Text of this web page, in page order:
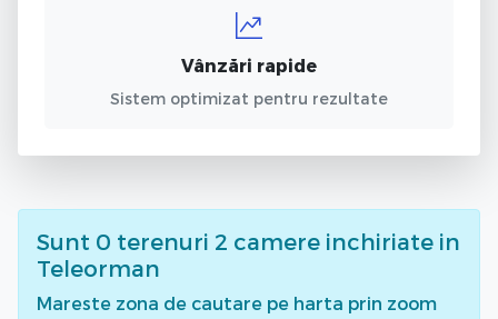
Vânzări rapide
Sistem optimizat pentru rezultate
Sunt 0 terenuri 2 camere inchiriate in
Teleorman
Mareste zona de cautare pe harta prin zoom